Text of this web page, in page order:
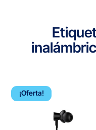
¡Oferta!